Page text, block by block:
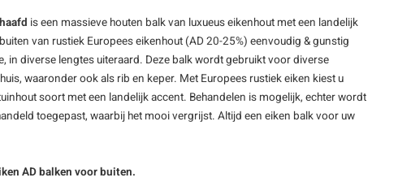
is een massieve houten balkvan luxueus eikenhout met een landelijk
van rustiek Europees eikenhout (AD 20-25%) eenvoudig & gunstig
in diverse lengtes uiteraard. Deze balk wordt gebruikt voor diverse
waaronder ook als rib en keper. Met Europees rustiek eiken kiest u
soort met een landelijk accent. Behandelen is mogelijk, echter wordt
toegepast, waarbij het mooi vergrijst. Altijd een eiken balkvoor uw
AD balken voor buiten.